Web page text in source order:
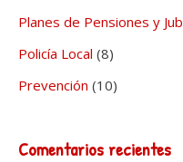
Planes de Pensiones y
Policía Local (8)
Prevención (10)
Comentarios recientes